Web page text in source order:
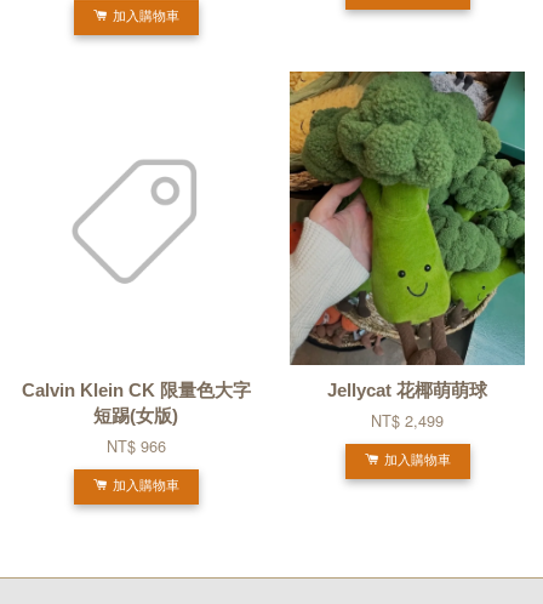
加入購物車
Calvin Klein CK 限量色大字
短踢(女版)
NT$ 966
加入購物車
Jellycat 花椰萌萌球
NT$ 2,499
加入購物車